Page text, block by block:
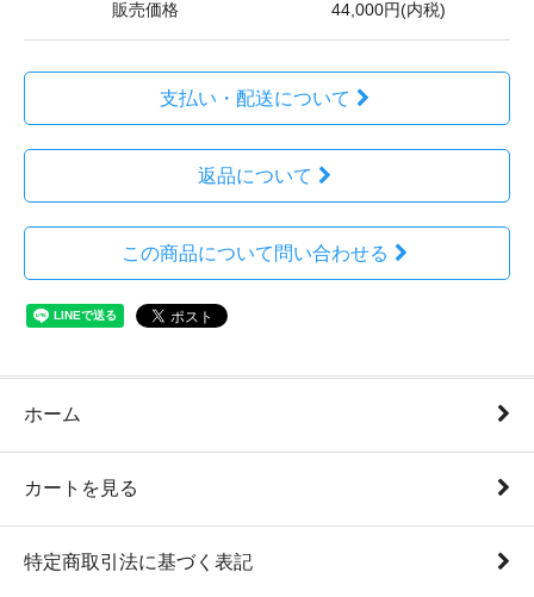
販売価格 44,000円(内税)
支払い・配送について
返品について
この商品について問い合わせる
ホーム
カートを見る
特定商取引法に基づく表記